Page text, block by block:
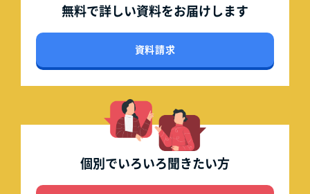
無料で詳しい資料をお届けします
資料請求
個別でいろいろ聞きたい方